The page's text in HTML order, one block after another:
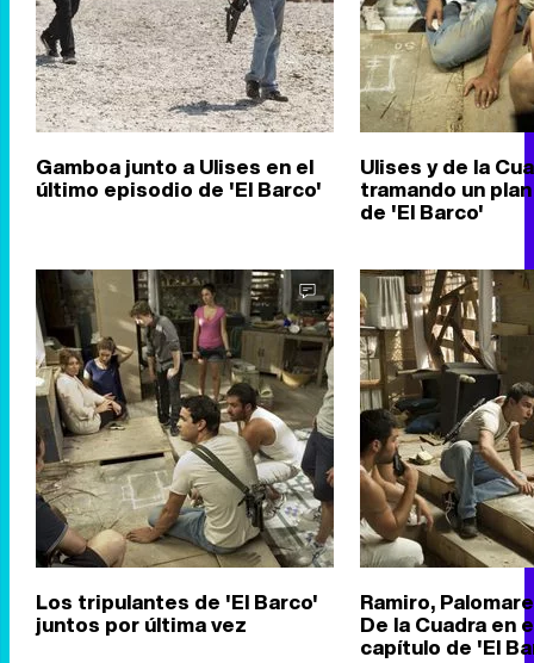
Gamboa junto a Ulises en el
último episodio de 'El Barco'
Ulises y de la
tramando un
de 'El Barco'
Los tripulantes de 'El Barco'
juntos por última vez
Ramiro,
De la Cuadra en
capítulo de 'El